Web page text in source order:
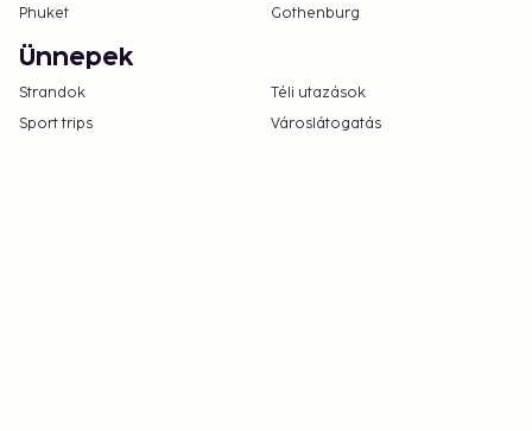
Phuket
Gothenburg
Ünnepek
Strandok
Téli utazások
Sport trips
Városlátogatás